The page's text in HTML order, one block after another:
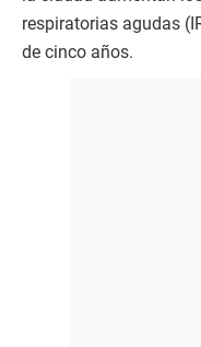
respiratorias agudas
de cinco años.